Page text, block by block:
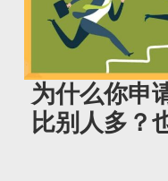
为什么你申
比别人多？